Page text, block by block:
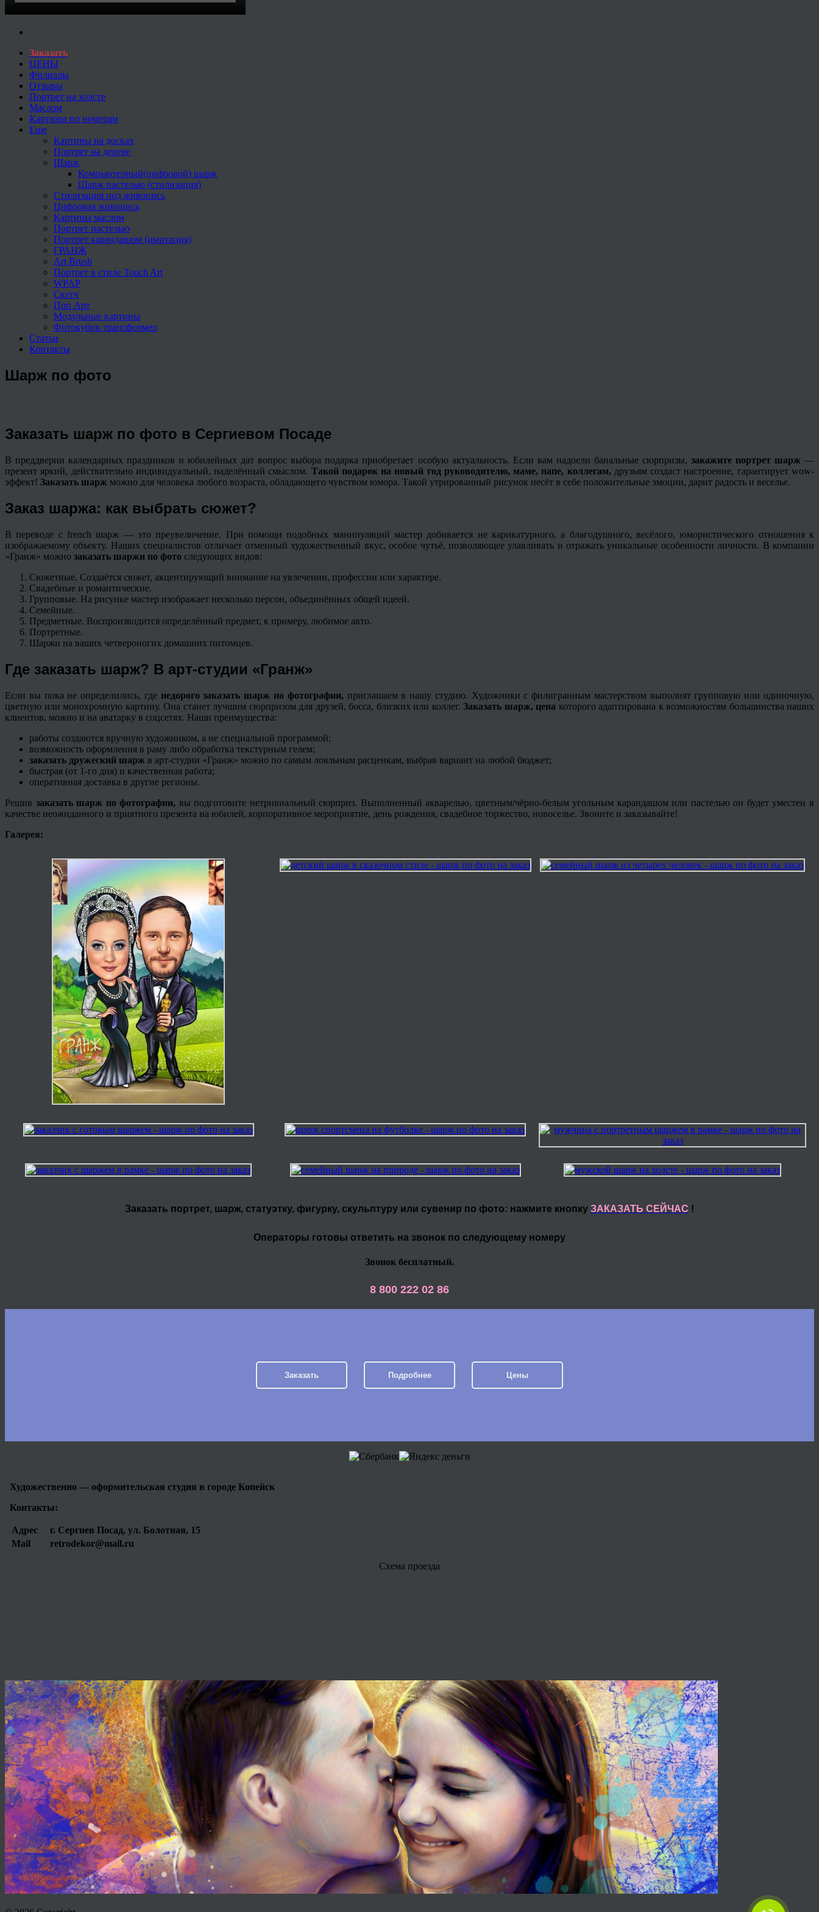
Заказать
ЦЕНЫ
Филиалы
Отзывы
Портрет на холсте
Маслом
Картины по номерам
Еще
Картины на досках
Портрет на дереве
Шарж
Компьютерный(цифровой) шарж
Шарж пастелью (стилизация)
Стилизация под живопись
Цифровая живопись
Картины маслом
Портрет пастелью
Портрет карандашом (имитация)
ГРАНЖ
Art Brush
Портрет в стиле Touch Art
WPAP
Скетч
Поп Арт
Модульные картины
Фотокубик трансформер
Статьи
Контакты
Шарж по фото
Заказать шарж по фото в Сергиевом Посаде
В преддверии календарных праздников и юбилейных дат вопрос выбора подарка приобретает особую актуальность. Если вам надоели банальные сюрпризы, закажите портрет шарж —
презент яркий, действительно индивидуальный, наделённый смыслом. Такой подарок на новый год руководителю, маме, папе, коллегам, друзьям создаст настроение, гарантирует wow-
эффект! Заказать шарж можно для человека любого возраста, обладающего чувством юмора. Такой утрированный рисунок несёт в себе положительные эмоции, дарит радость и веселье.
Заказ шаржа: как выбрать сюжет?
В переводе с french шарж — это преувеличение. При помощи подобных манипуляций мастер добивается не карикатурного, а благодушного, весёлого, юмористического отношения к
изображаемому объекту. Наших специалистов отличает отменный художественный вкус, особое чутьё, позволяющее улавливать и отражать уникальные особенности личности. В компании
«Гранж» можно заказать шаржи по фото следующих видов:
Сюжетные. Создаётся сюжет, акцентирующий внимание на увлечении, профессии или характере.
Свадебные и романтические.
Групповые. На рисунке мастер изображает несколько персон, объединённых общей идеей.
Семейные.
Предметные. Воспроизводится определённый предмет, к примеру, любимое авто.
Портретные.
Шаржи на ваших четвероногих домашних питомцев.
Где заказать шарж? В арт-студии «Гранж»
Если вы пока не определились, гденедорого заказать шарж по фотографии, приглашаем в нашу студию. Художники с филигранным мастерством выполнят групповую или одиночную,
цветную или монохромную картину. Она станет лучшим сюрпризом для друзей, босса, близких или коллег. Заказать шарж, цена которого адаптирована к возможностям большинства наших
клиентов, можно и на аватарку в соцсетях. Наши преимущества:
работы создаются вручную художником, а не специальной программой;
возможность оформления в раму либо обработка текстурным гелем;
заказать дружеский шарж в арт-студии «Гранж» можно по самым лояльным расценкам, выбрав вариант на любой бюджет;
быстрая (от 1-го дня) и качественная работа;
оперативная доставка в другие регионы.
Решив заказать шарж по фотографии, вы подготовите нетривиальный сюрприз. Выполненный акварелью, цветным/чёрно-белым угольным карандашом или пастелью он будет уместен в
качестве неожиданного и приятного презента на юбилей, корпоративное мероприятие, день рождения, свадебное торжество, новоселье. Звоните и заказывайте!
Галерея:
Заказать портрет, шарж, статуэтку, фигурку, скульптуру или сувенир по фото: нажмите кнопку ЗАКАЗАТЬ СЕЙЧАС !
Операторы готовы ответить на звонок по следующему номеру
Звонок бесплатный.
8 800 222 02 86
Заказать Подробнее Цены
Художественно — оформительская студия в городе Копейск
Контакты:
Адрес
г. Сергиев Посад, ул. Болотная, 15
Mail
retrodekor@mail.ru
Схема проезда